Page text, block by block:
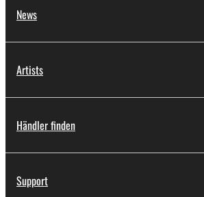
News
Artists
Händler finden
Support